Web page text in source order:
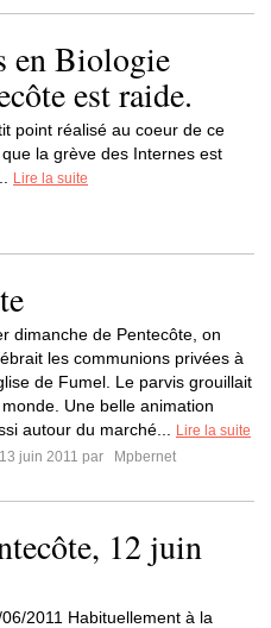
en Biologie
est raide.
point réalisé au coeur de ce
la grève des Internes est
Lire la suite
dimanche de Pentecôte, on
les communions privées à
de Fumel. Le parvis grouillait
Une belle animation
autour du marché...
Lire la suite
juin 2011 par
Mpbernet
12 juin
2011 Habituellement à la